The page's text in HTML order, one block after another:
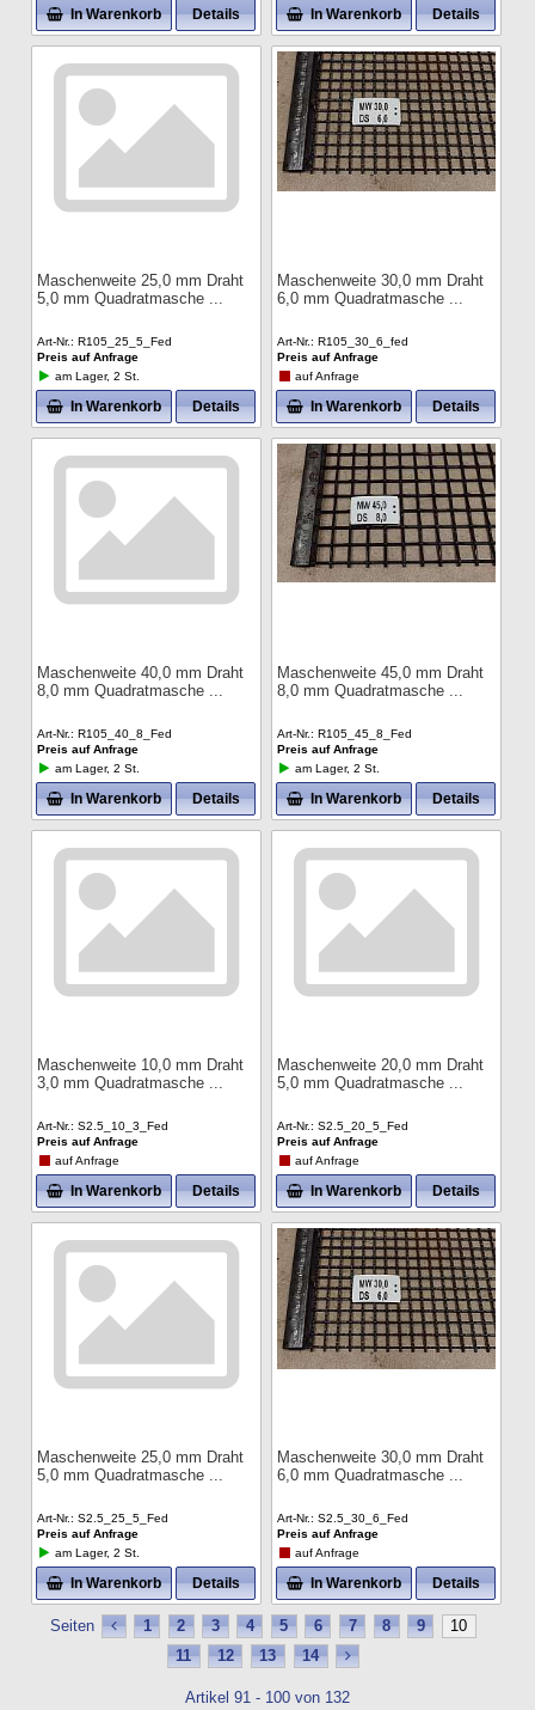
In Warenkorb Details In Warenkorb Details
Maschenweite 25,0 mm Draht
5,0 mm Quadratmasche
Art-Nr. R105_25_5_Fed
Preis auf Anfrage
am Lager, 2 St.
In Warenkorb Details
Maschenweite 30,0 mm Draht
6,0 mm Quadratmasche
Art-Nr. R105_30_6_fed
Preis auf Anfrage
auf Anfrage
In Warenkorb Details
Maschenweite 40,0 mm Draht
8,0 mm Quadratmasche
Art-Nr.
R105_40_8_Fed
Preis auf Anfrage
am Lager, 2 St.
In Warenkorb Details
Maschenweite 45,0 mm Draht
8,0 mm Quadratmasche
Art-Nr.
R105_45_8_Fed
Preis auf Anfrage
am Lager, 2 St.
In Warenkorb Details
Maschenweite 10,0 mm Draht
3,0 mm Quadratmasche
Art-Nr. S2.5_10_3_Fed
Preis auf Anfrage
auf Anfrage
In Warenkorb Details
Maschenweite 20,0 mm Draht
5,0 mm Quadratmasche
Art-Nr. S2.5_20_5_Fed
Preis auf Anfrage
auf Anfrage
In Warenkorb Details
Maschenweite 25,0 mm Draht
5,0 mm Quadratmasche
Art-Nr. S2.5_25_5_Fed
Preis auf Anfrage
am Lager, 2 St.
In Warenkorb Details
Maschenweite 30,0 mm Draht
6,0 mm Quadratmasche
Art-Nr. S2.5_30_6_Fed
Preis auf Anfrage
auf Anfrage
In Warenkorb Details
Seiten 1 2 3 4 5 6 7 8 9
10
11
12 13 14
Artikel 91 - 100 von 132